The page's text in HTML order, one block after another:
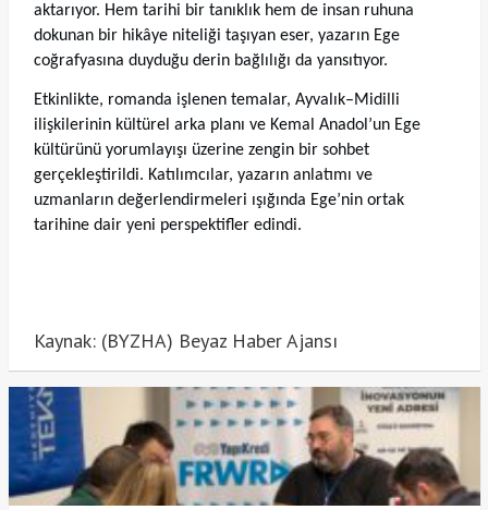
aktarıyor. Hem tarihi bir tanıklık hem de insan ruhuna
dokunan bir hikâye niteliği taşıyan eser, yazarın Ege
coğrafyasına duyduğu derin bağlılığı da yansıtıyor.
Etkinlikte, romanda işlenen temalar, Ayvalık–Midilli
ilişkilerinin kültürel arka planı ve Kemal Anadol’un Ege
kültürünü yorumlayışı üzerine zengin bir sohbet
gerçekleştirildi. Katılımcılar, yazarın anlatımı ve
uzmanların değerlendirmeleri ışığında Ege’nin ortak
tarihine dair yeni perspektifler edindi.
Kaynak: (BYZHA) Beyaz Haber Ajansı